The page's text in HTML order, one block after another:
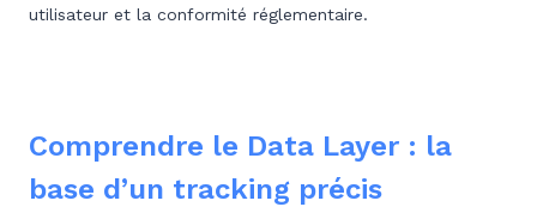
utilisateur et la conformité réglementaire.
Comprendre le Data Layer : la
base d’un tracking précis